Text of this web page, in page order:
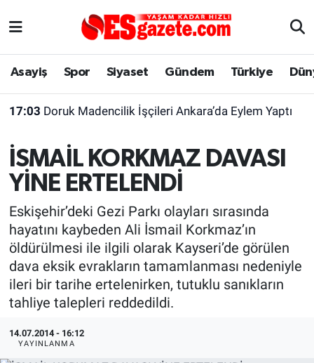
Asayiş Spor Siyaset Gündem Türkiye
17:03 Doruk Madencilik İşçileri Ankara’da Eylem Yaptı
İSMAİL KORKMAZ DAVASI
YİNE ERTELENDİ
Eskişehir’deki Gezi Parkı olayları sırasında
hayatını kaybeden Ali İsmail Korkmaz’ın
öldürülmesi ile ilgili olarak Kayseri’de görülen
dava eksik evrakların tamamlanması nedeniyle
ileri bir tarihe ertelenirken, tutuklu sanıkların
tahliye talepleri reddedildi.
14.07.2014 - 16:12
YAYINLANMA
Asayiş
Gündem
Dünya
Sağlık
Alış-Veriş/İş dünyası
Yaşam
Eskişehirspor Arşivi
Röportaj
Ekonomi
Kültür Sanat
Politika
Eskişehir Nöbetçi Eczaneler
Süper Lig Puan Durumu ve Fikstür
Son Dakika Haberleri
Haber Arşivi